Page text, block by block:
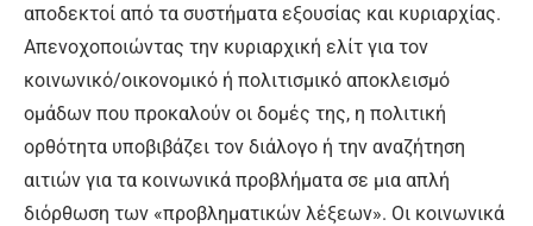
αποδεκτοί από τα συστήματα εξουσίας και κυριαρχίας.
Απενοχοποιώντας την κυριαρχική ελίτ για τον
κοινωνικό/οικονομικό ή πολιτισμικό αποκλεισμό
ομάδων που προκαλούν οι δομές της, η πολιτική
ορθότητα υποβιβάζει τον διάλογο ή την αναζήτηση
αιτιών για τα κοινωνικά προβλήματα σε μια απλή
διόρθωση των «προβληματικών λέξεων». Οι κοινωνικά